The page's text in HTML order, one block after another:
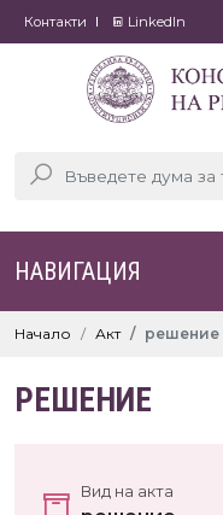
Контакти LinkedIn
НАВИГАЦИЯ
Начало Акт решение
РЕШЕНИЕ
Вид на акта